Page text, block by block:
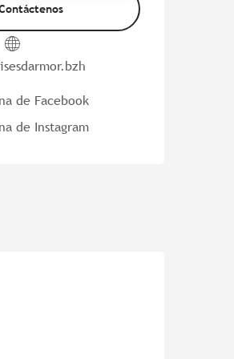
de Facebook
de Instagram